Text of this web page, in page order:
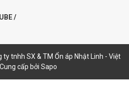
/
ty tnhh SX & TM Ổn áp Nhật Linh - Việt
cấp bởi Sapo